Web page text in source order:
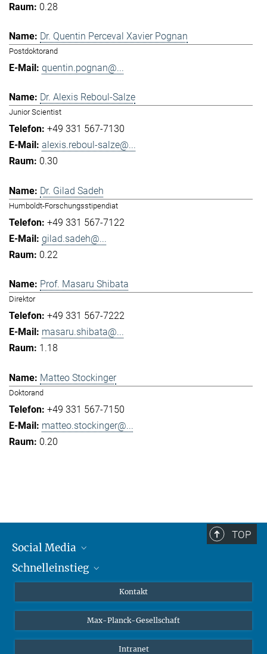
0.28
Dr. Quentin Perceval Xavier Pognan
Postdoktorand
quentin.pognan@...
Dr. Alexis Reboul-Salze
Junior Scientist
+49 331 567-7130
alexis.reboul-salze@...
0.30
Dr. Gilad Sadeh
Humboldt-Forschungsstipendiat
+49 331 567-7122
gilad.sadeh@...
0.22
Prof. Masaru Shibata
Direktor
+49 331 567-7222
masaru.shibata@...
1.18
Matteo Stockinger
Doktorand
+49 331 567-7150
matteo.stockinger@...
0.20
TOP
Social Media
Mastodon
Schnelleinstieg
Schüler*innen
Kontakt
Max-Planck-Gesellschaft
Intranet